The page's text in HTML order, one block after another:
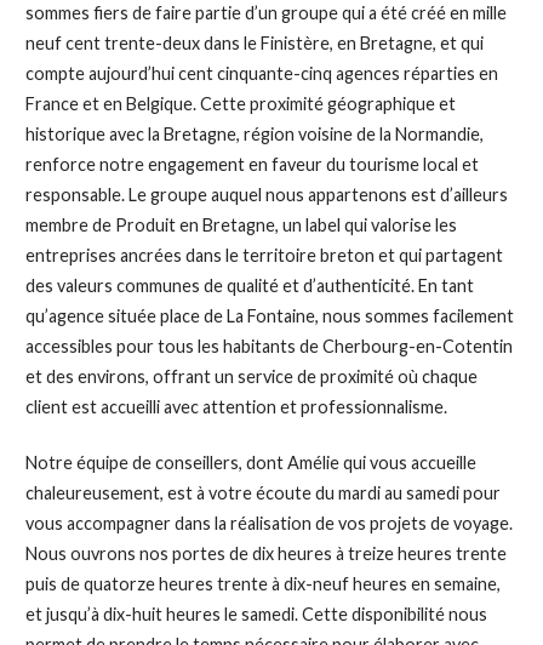
sommes fiers de faire partie d’un groupe qui a été créé en mille
neuf cent trente-deux dans le Finistère, en Bretagne, et qui
compte aujourd’hui cent cinquante-cinq agences réparties en
France et en Belgique. Cette proximité géographique et
historique avec la Bretagne, région voisine de la Normandie,
renforce notre engagement en faveur du tourisme local et
responsable. Le groupe auquel nous appartenons est d’ailleurs
membre de Produit en Bretagne, un label qui valorise les
entreprises ancrées dans le territoire breton et qui partagent
des valeurs communes de qualité et d’authenticité. En tant
qu’agence située place de La Fontaine, nous sommes facilement
accessibles pour tous les habitants de Cherbourg-en-Cotentin
et des environs, offrant un service de proximité où chaque
client est accueilli avec attention et professionnalisme.
Notre équipe de conseillers, dont Amélie qui vous accueille
chaleureusement, est à votre écoute du mardi au samedi pour
vous accompagner dans la réalisation de vos projets de voyage.
Nous ouvrons nos portes de dix heures à treize heures trente
puis de quatorze heures trente à dix-neuf heures en semaine,
et jusqu’à dix-huit heures le samedi. Cette disponibilité nous